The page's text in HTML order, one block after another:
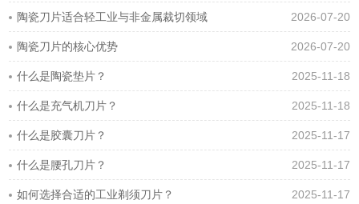
2026-07-20
陶瓷刀片适合轻工业与非金属裁切领域
2026-07-20
陶瓷刀片的核心优势
2025-11-18
什么是陶瓷垫片？
2025-11-18
什么是充气机刀片？
2025-11-17
什么是胶囊刀片？
2025-11-17
什么是腰孔刀片？
2025-11-17
如何选择合适的工业剃须刀片？